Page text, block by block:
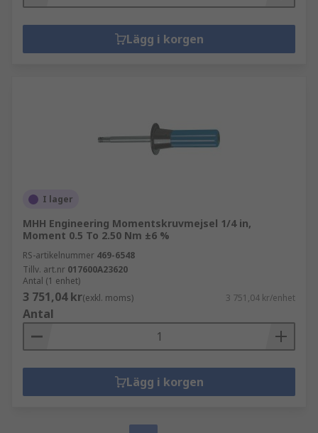
Lägg i korgen
I lager
MHH Engineering Momentskruvmejsel 1/4 in,
Moment 0.5 To 2.50 Nm ±6 %
RS-artikelnummer 469-6548
Tillv. art.nr 017600A23620
Antal (1 enhet)
3 751,04 kr(exkl. moms) 3 751,04 kr/enhet
Antal
Lägg i korgen